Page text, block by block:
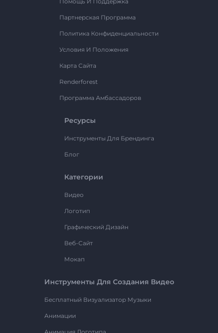
Партнерская Программа
Политика Конфиденциальности
Условия И Положения
Карта Сайта
Renderforest
Программа Амбассадоров
Ресурсы
Инструменты Для Брендинга
Блог
Категории
Видео
Логотип
Графический Дизайн
Веб-Сайт
Мокап
Инструменты Для Создания Видео
Бесплатный Визуализатор Музыки
Анимации